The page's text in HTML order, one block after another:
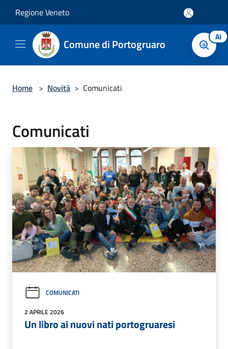
Regione Veneto
Comune di Portogruaro AI
Home > Novità > Comunicati
Comunicati
COMUNICATI
2 APRILE 2026
Un libro ai nuovi nati portogruaresi